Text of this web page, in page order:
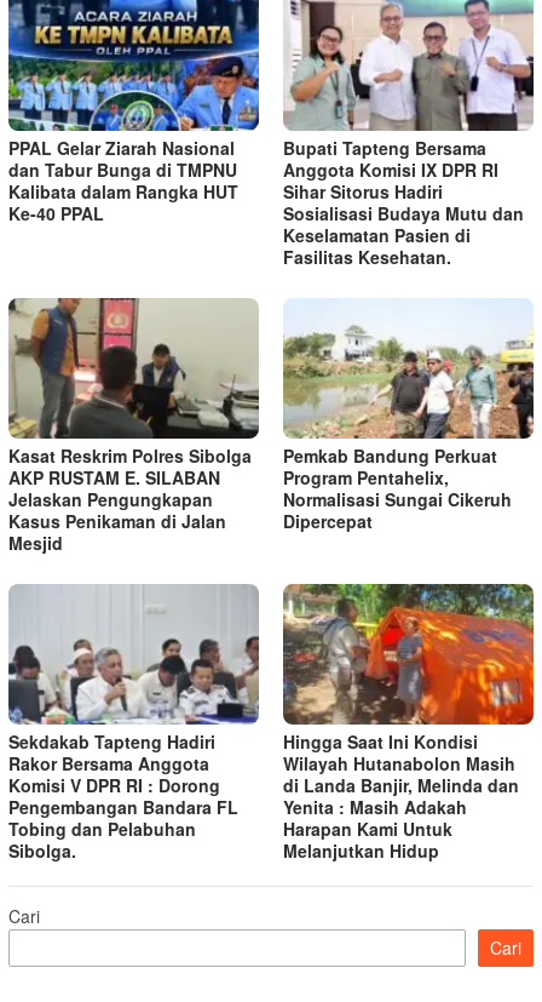
PPAL Gelar Ziarah Nasional
dan Tabur Bunga di TMPNU
Kalibata dalam Rangka HUT
Ke-40 PPAL
Bupati Tapteng Bersama
Anggota Komisi IX DPR RI
Sihar Sitorus Hadiri
Sosialisasi Budaya Mutu dan
Keselamatan Pasien di
Fasilitas Kesehatan.
Kasat Reskrim Polres Sibolga
AKP RUSTAM E. SILABAN
Jelaskan Pengungkapan
Kasus Penikaman di Jalan
Mesjid
Pemkab Bandung Perkuat
Program Pentahelix,
Normalisasi Sungai Cikeruh
Dipercepat
Sekdakab Tapteng Hadiri
Rakor Bersama Anggota
Komisi V DPR RI : Dorong
Pengembangan Bandara FL
Tobing dan Pelabuhan
Sibolga.
Hingga Saat Ini Kondisi
Wilayah Hutanabolon Masih
di Landa Banjir, Melinda dan
Yenita : Masih Adakah
Harapan Kami Untuk
Melanjutkan Hidup
Cari
Cari